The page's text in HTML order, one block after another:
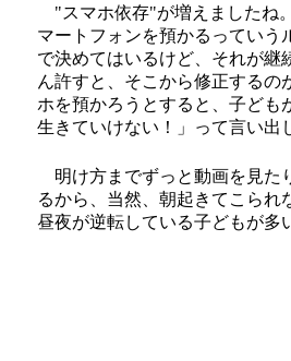
"スマホ依存"が増えましたね
マートフォンを預かるっていう
で決めてはいるけど、それが継
ん許すと、そこから修正するの
ホを預かろうとすると、子ども
生きていけない！」って言い出
明け方までずっと動画を見た
るから、当然、朝起きてこられ
昼夜が逆転している子どもが多